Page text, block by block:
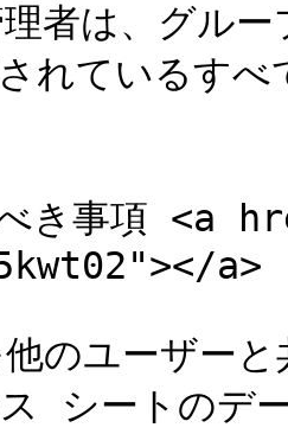
者は、グルー
れているす
き事項 <a
a>
のユーザーと
シートのデ